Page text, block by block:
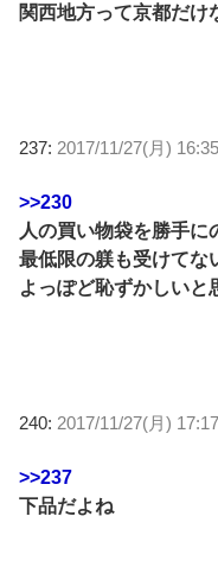
関西地方って京都だけ
237: 2017/11/27(月)
>>230
人の買い物袋を勝手に
最低限の躾も受けてな
よっぽど恥ずかしいと
240: 2017/11/27(月)
>>237
下品だよね